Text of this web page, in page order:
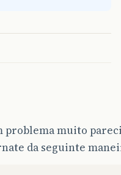
problema muito
da seguinte